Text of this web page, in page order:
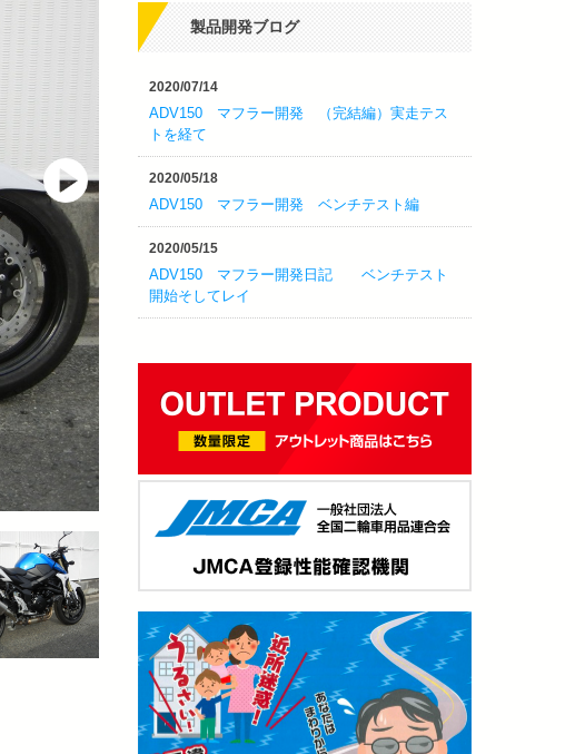
製品開発ブログ
2020/07/14
ADV150 マフラー開発 （完結編）実走テス
トを経て
2020/05/18
ADV150 マフラー開発 ベンチテスト編
2020/05/15
ADV150 マフラー開発日記 ベンチテスト
開始そしてレイ